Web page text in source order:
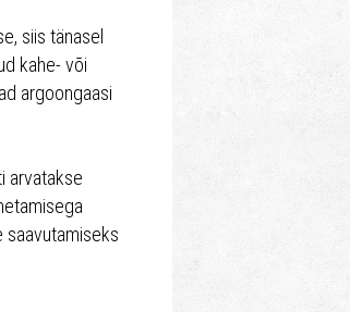
siis tänasel
kahe- või
argoongaasi
arvatakse
saavutamiseks